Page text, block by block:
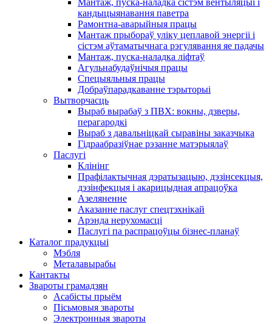
Мантаж, пуска-наладка сістэм вентыляцыі і
кандыцыянавання паветра
Рамонтна-аварыйныя працы
Мантаж прыбораў уліку цеплавой энергіі і
сістэм аўтаматычнага рэгулявання яе падачы
Мантаж, пуска-наладка ліфтаў
Агульнабудаўнічыя працы
Спецыяльныя працы
Добраўпарадкаванне тэрыторыі
Вытворчасць
Выраб вырабаў з ПВХ: вокны, дзверы,
перагародкі
Выраб з давальніцкай сыравіны заказчыка
Гідраабразіўнае рэзанне матэрыялаў
Паслугі
Клінінг
Прафілактычная дэратызацыю, дэзiнсекцыя,
дэзінфекцыя і акарицыдная апрацоўка
Азеляненне
Аказанне паслуг спецтэхнікай
Арэнда нерухомасці
Паслугі па распрацоўцы бізнес-планаў
Каталог прадукцыі
Мэбля
Металавырабы
Кантакты
Звароты грамадзян
Асабісты прыём
Пісьмовыя звароты
Электронныя звароты